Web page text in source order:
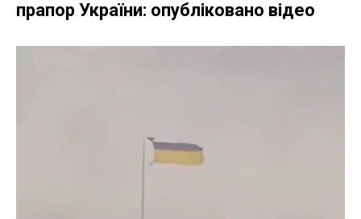
прапор України: опубліковано відео